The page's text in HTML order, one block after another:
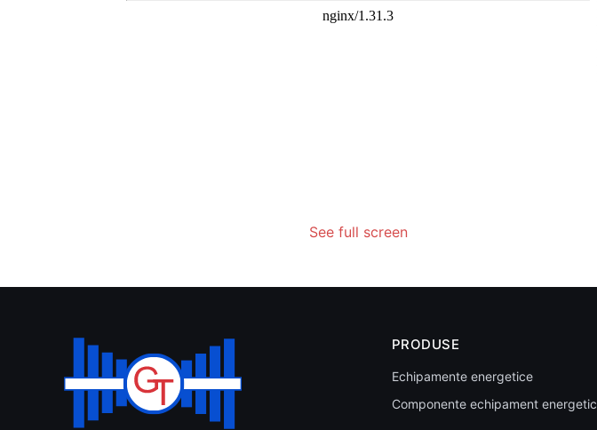
See full screen
PRODUSE
Echipamente energetice
Componente echipament energetic